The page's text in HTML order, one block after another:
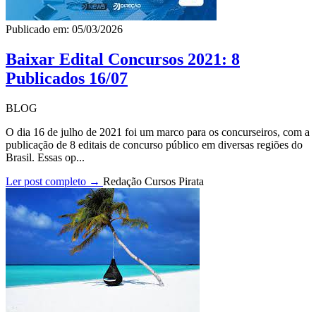
Publicado em: 05/03/2026
Baixar Edital Concursos 2021: 8
Publicados 16/07
BLOG
O dia 16 de julho de 2021 foi um marco para os concurseiros, com a
publicação de 8 editais de concurso público em diversas regiões do
Brasil. Essas op...
Ler post completo → Redação Cursos Pirata